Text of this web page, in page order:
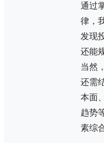
通过
律，
发现
还能
当然
还需
本面
趋势
素综